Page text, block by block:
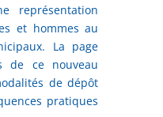
représentation
et hommes au
La page
de ce nouveau
de dépôt
pratiques